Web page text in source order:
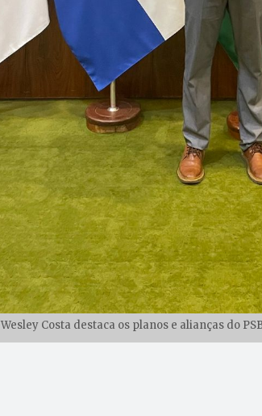
Wesley Costa destaca os planos e alianças do